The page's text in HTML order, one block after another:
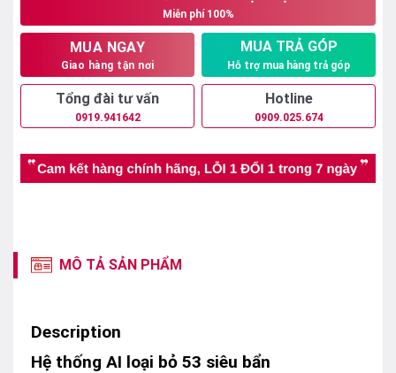
Miễn phí 100%
MUA NGAY
Giao hàng tận nơi
MUA TRẢ GÓP
Hỗ trợ mua hàng trả góp
Tổng đài tư vấn
0919.941642
Hotline
0909.025.674
MÔ TẢ SẢN PHẨM
Description
Hệ thống AI loại bỏ 53 siêu bẩn